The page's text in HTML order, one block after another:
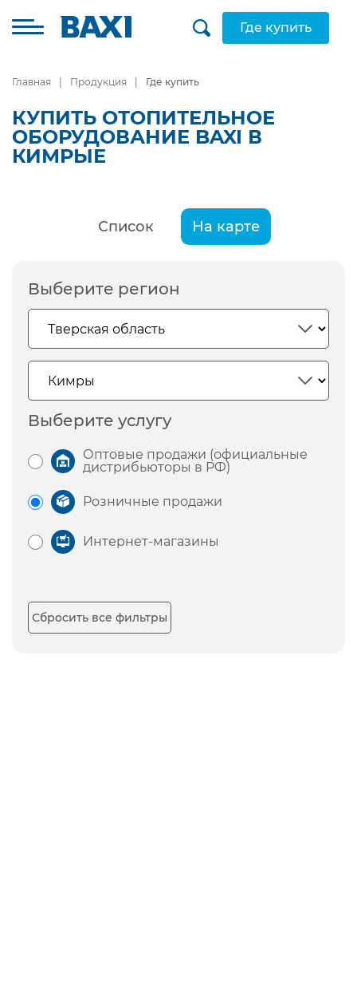
Где купить
Главная Продукция Где купить
КУПИТЬ ОТОПИТЕЛЬНОЕ
ОБОРУДОВАНИЕ BAXI В
КИМРЫЕ
Список На карте
Выберите регион
Выберите услугу
Оптовые продажи (официальные
дистрибьюторы в РФ)
Розничные продажи
Интернет-магазины
Сбросить все фильтры